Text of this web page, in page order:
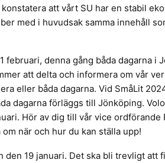
att vårt SU har en stabil
med i huvudsak samma innehåll
denna gång båda dagarna i
att delta och informera om vår
eller båda dagarna. Vid SmåLit
dagarna förläggs till Jönköping.
Hör av dig till vår vice ordförande
om när och hur du kan ställa upp!
19 januari. Det ska bli trevligt att